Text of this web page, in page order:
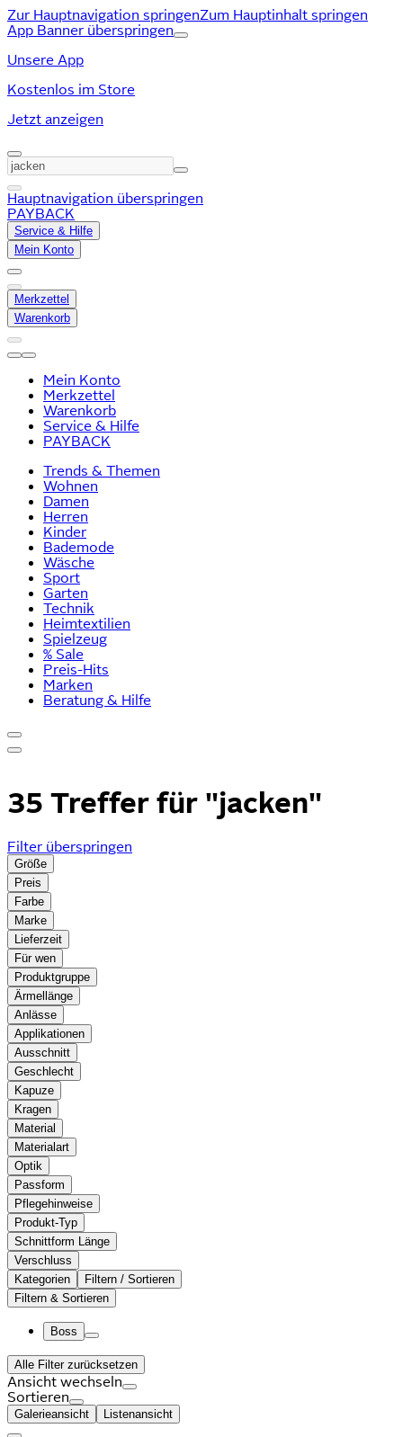
Zur Hauptnavigation springenZum Hauptinhalt springen
App Banner überspringen
Unsere App
Kostenlos im Store
Jetzt anzeigen
Hauptnavigation überspringen
PAYBACK
Service & Hilfe
Mein Konto
Merkzettel
Warenkorb
Mein Konto
Merkzettel
Warenkorb
Service & Hilfe
PAYBACK
Trends & Themen
Wohnen
Damen
Herren
Kinder
Bademode
Wäsche
Sport
Garten
Technik
Heimtextilien
Spielzeug
% Sale
Preis-Hits
Marken
Beratung & Hilfe
35 Treffer für "jacken"
Filter überspringen
Größe
Preis
Farbe
Marke
Lieferzeit
Für wen
Produktgruppe
Ärmellänge
Anlässe
Applikationen
Ausschnitt
Geschlecht
Kapuze
Kragen
Material
Materialart
Optik
Passform
Pflegehinweise
Produkt-Typ
Schnittform Länge
Verschluss
Kategorien
Filtern / Sortieren
Filtern & Sortieren
Boss
Alle Filter zurücksetzen
Ansicht wechseln
Sortieren
Galerieansicht Listenansicht